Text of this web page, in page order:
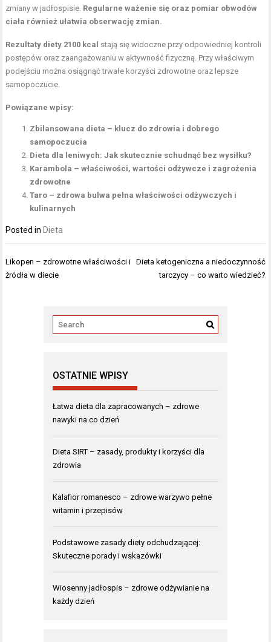
zmiany w jadłospisie. Regularne ważenie się oraz pomiar obwodów
ciała również ułatwia obserwację zmian.
Rezultaty diety 2100 kcal stają się widoczne przy odpowiedniej kontroli
postępów oraz zaangażowaniu w aktywność fizyczną. Przy właściwym
podejściu można osiągnąć trwałe korzyści zdrowotne oraz lepsze
samopoczucie.
Powiązane wpisy:
Zbilansowana dieta – klucz do zdrowia i dobrego
samopoczucia
Dieta dla leniwych: Jak skutecznie schudnąć bez wysiłku?
Karambola – właściwości, wartości odżywcze i zagrożenia
zdrowotne
Taro – zdrowa bulwa pełna właściwości odżywczych i
kulinarnych
Posted in Dieta
Nawigacja
wpisu
Likopen – zdrowotne właściwości i
źródła w diecie
Dieta ketogeniczna a niedoczynność
tarczycy – co warto wiedzieć?
OSTATNIE WPISY
Łatwa dieta dla zapracowanych – zdrowe
nawyki na co dzień
Dieta SIRT – zasady, produkty i korzyści dla
zdrowia
Kalafior romanesco – zdrowe warzywo pełne
witamin i przepisów
Podstawowe zasady diety odchudzającej:
Skuteczne porady i wskazówki
Wiosenny jadłospis – zdrowe odżywianie na
każdy dzień